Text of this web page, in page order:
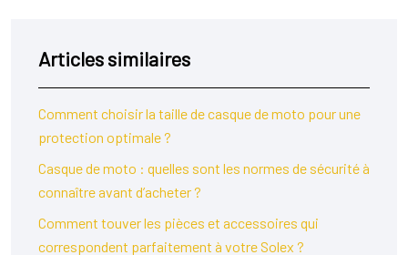
Articles similaires
Comment choisir la taille de casque de moto pour une
protection optimale ?
Casque de moto : quelles sont les normes de sécurité à
connaître avant d’acheter ?
Comment touver les pièces et accessoires qui
correspondent parfaitement à votre Solex ?